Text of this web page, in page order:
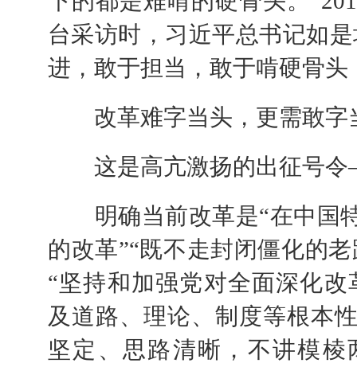
台采访时，习近平总书记如
进，敢于担当，敢于啃硬骨头
改革难字当头，更需敢字
这是高亢激扬的出征号
明确当前改革是“在中国
的改革”“既不走封闭僵化的
“坚持和加强党对全面深化
及道路、理论、制度等根本
坚定、思路清晰，不讲模